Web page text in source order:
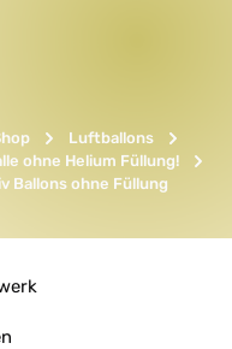
Luftballons
ohne Helium Füllung!
Ballons ohne Füllung